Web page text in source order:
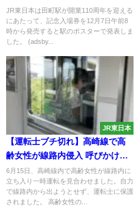
12月7日
JR東日本は田町駅が開業110周年を迎える
にあたって、記念入場券を12月7日午前8
時から発売すると駅のポスターで発表しま
した。 (adsby...
JR東日本
【運転士ブチ切れ】高崎線で高
齢女性が線路内侵入 呼びかけに
応じず運転士が保護 警察送りに
6月15日、高崎線内で高齢女性が線路内に
立ち入り一時運転を見合わせました。自力
で線路内から出ようとせず、運転士に保護
されました。 高齢女性の...